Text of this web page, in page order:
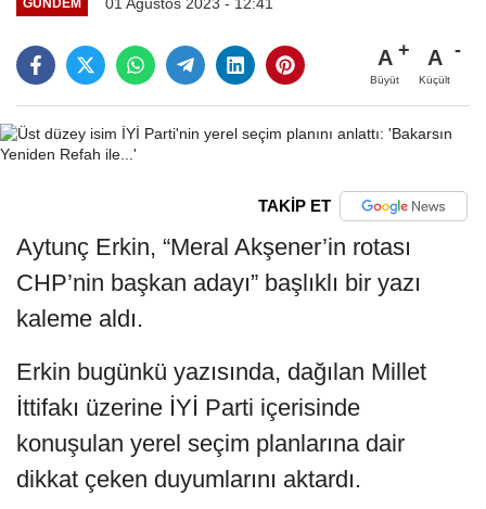
GÜNDEM
A
Büyüt
A
Küçült
TAKİP ET
Aytunç Erkin, “Meral Akşener’in rotası
CHP’nin başkan adayı” başlıklı bir yazı
kaleme aldı.
Erkin bugünkü yazısında, dağılan Millet
İttifakı üzerine İYİ Parti içerisinde
konuşulan yerel seçim planlarına dair
dikkat çeken duyumlarını aktardı.